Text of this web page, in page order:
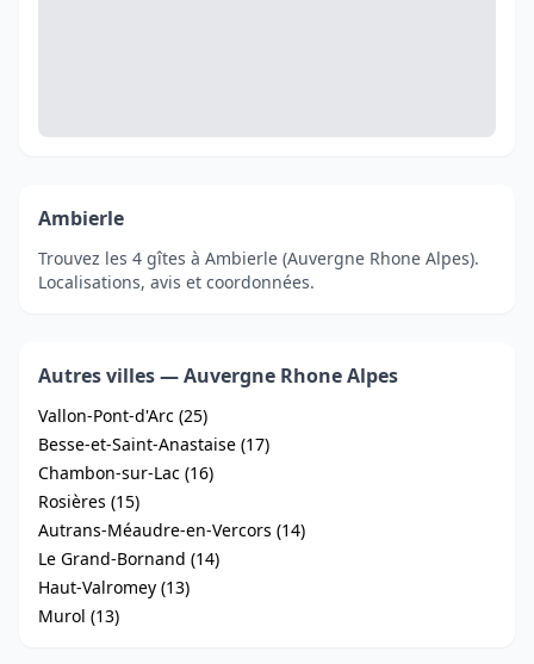
Ambierle
Trouvez les 4 gîtes à Ambierle (Auvergne Rhone Alpes).
Localisations, avis et coordonnées.
Autres villes — Auvergne Rhone Alpes
Vallon-Pont-d'Arc (25)
Besse-et-Saint-Anastaise (17)
Chambon-sur-Lac (16)
Rosières (15)
Autrans-Méaudre-en-Vercors (14)
Le Grand-Bornand (14)
Haut-Valromey (13)
Murol (13)